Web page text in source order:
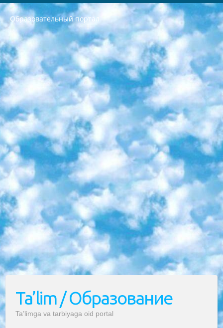
Образовательный портал
РЕСПУБЛИКА УЗБЕКИСТАН МИНИСТРЕРСТВО ДОШКОЛЬНОГО И ШКОЛЬНОГО ОБРАЗОВАНИЯ КОМАНДА в общеобразовательных учреждениях в 2023-2024 учебном году организация и проведение итоговой государственной аттестации обучающихся о Министра дошкольного и школьного образования Республики Узбекистан от 4 марта 2008 года (постановлением Минюста от 20 марта 2008 года № 1778 государственной регистрации) «Итоговое состояние учащихся общего среднего образования на основании положения об утверждении положения об аттестации общего среднего образования выпускной экзамен студентов в образовательных учреждениях в 2023-2024 учебном году В целях организации и прохождения аттестации приказываю: 1. Следующее: перечень предметов, по которым будет проводиться итоговая государственная аттестация и экзамен формы перевода согласно приложению 1; сертификаты международного образца, оценивающие уровень владения иностранными языками перечень согласно приложению 2; 2. Педагогический при специализированных образовательных учреждениях. научно-практический центр квалификации и международной оценки (Д.Давидова) 2024 г. До 25 марта: задания по предметам, по которым будет проводиться итоговая аттестация разработка и утверждение технических условий; итоговая аттестация на основании разработанного предметного задания разработка вопросов по предметам (устно и письменно), экзамен передача; общеобразовательные средние школы и специальные учебные заведения учащиеся выпускных классов школ и интернатов в агентской системе подготовка базы данных экзаменационных материалов и критериев оценки; перевод базы экзаменационных материалов на все языки обучения подать в Республиканский образовательный центр для изготовления; варианты экзаменов на основе разработанных контрольных материалов пусть будут поставлены задачи формирования. 3. Республиканский образовательный центр (Ш.Худайкулов) до 5 апреля 2024 года. до: база данных предоставленных экзаменационных материалов на все языки обучения перевод и экспертиза; для слепых, слабовидящих, глухих, слабослышащих и умственно отсталых детей учащиеся выпускных классов специализированных школ и школ-интернатов база данных экзаменационных материалов на всех преподаваемых языках подготовка критериев оценки; специализированные школы для умственно отсталых детей и технологии для учащихся выпускных классов школ-интернатов разработка соответствующих рекомендаций и критериев проведения ЕГЭ по естествознанию давать задания. 4. Педагогический при специализированных образовательных учреждениях. Научно-практический центр навыков и международной оценки (Д.Давидова), Республика образовательный центр (Худайкулов Ш.) итоговый государственный аттестационный экзамен ориентирован на творческое и логическое мышление при подготовке базы материалов учитывать введение заданий. 5. Следует отметить, что: сертификат государственного образца о знании общеобразовательного предмета и как минимум национальный уровень B1 по предметам на иностранных языках, указанным в Приложении 2. или международно признанный сертификат эквивалентного уровня студенты, изучающие определенный предмет, освобождаются от экзамена; по соответствующим предметам запланирована итоговая государственная аттестация за день до дня, путем жеребьевки Рабочей группой (в письменной форме по предметам, проводимым в форме) из числа сформированных вариантов выбрано 2 варианта; 2 выбранных варианта экзамена анонсированы на официальном сайте министерства и все выпускники по всей стране на основе этих вариантов проводит итоговую государственную аттестацию. 6. Государственное образование учащихся средних общеобразовательных учреждений. знания в соответствии с квалификационными требованиями, которые необходимо приобрести на основании стандартов итоговый (выпускной) контроль для 9 и 11 классов в целях тестирования Экзамены (далее – экзамены) состоят из предметов, перечисленных в приложении 1. будет сделано. 7. Экзамены пройдут с 26 мая по 15 июня 2024 г. (кроме науки физического воспитания). 8. Физическая для учащихся 9 классов общесредних образовательных учреждений. Экзамены по предмету «Образование, квалификация медицина» 1-6 мая 2024 года. сотрудники перевести под присмотр (с отклонениями в физическом или умственном развитии) специализированная школа для детей, школы-интернаты и со сколиозом школы-интернаты санаторного типа для больных детей исключены). 9. Он был слепым, слабовидящим и имел нарушения опорно-двигательного аппарата. экзамены в специализированных школах и интернатах для детей должны проводиться исходя из требований, предъявляемых к общеобразовательным учреждениям (физкультура кроме науки). 10. Специализированная школа для глухих и слабослышащих детей. и экзамены в интернатах и быть реализован в виде письменного теста по математике. 11. Специальность для умственно отсталых детей. Для 9 класса Родной язык и литературное письмо Государственный язык (язык обучения – узбекский). для неклассов) написано Математическое письмо Письменная/устная история Узбекистана Физическое воспитание практично Итоговый контроль Для 11 класса Написание родного языка и литературы (эссе) Математическое письмо Узбекский язык (обучение на узбекском языке) не посещающее общее среднее образование для учреждений)/Образовательное учреждение выбор письменный и устный Иностранный язык письменный/устный Письменная/устная история Узбекистана *По выбору студента:  Химия  Физика  Основы государственного права  География 10 бесплатных образовательных ресурсов - Мы составили подборку онлайн-проектов с интерактивными упражнениями, видеолекциями и статьями. Они помогут вам обрести новые и освежить старые знания бесплатно. 1. «ИНТУИТ» Старейшая образовательная площадка Рунета. Здесь вы найдёте сотни текстовых и видеокурсов на десятки различных тем — от программирования до психологии. Многие курсы подготовлены российскими университетами и крупными международными компаниями вроде Intel и Microsoft. Самостоятельное обучение бесплатное, но желающие могут оплатить услуги персональных наставников. 2. «Смартия» знакомит с актуальными профессиями и подсказывает, как им обучаться. Выбрав заинтересовавшую вас специальность — SMM-специалист, фотограф, веб-дизайнер или другую, — увидите список необходимых для неё умений. Чтобы вы могли освоить их самостоятельно, для каждого умения площадка отображает подборку ссылок на учебные материалы. Хотя «Смартия» ориентируется на русскоязычную аудиторию, часть контента всё же доступна только на английском. 3. «Лекторий Физтеха» Проект Московского физико-технического института (Физтеха). С его помощью вы можете смотреть онлайн серии лекций, записанные на видео в этом вузе. В числе доступных предметов — физика, биология, химия, информационные технологии и другие. К некоторым лекциям администрация ресурса прилагает готовые конспекты, которые можно скачивать в PDF-формате. 4. ITMOcourses Онлайн-площадка Санкт-Петербургского национального исследовательского университета информационных технологий, механики и оптики (ИТМО). Ресурс предоставляет свободный доступ к курсам, разработанным в этом вузе. Каталог материалов разбит на четыре категории: «Оптические системы и технологии», «Приборостроение и робототехника», «Информационные технологии» и «Биотехнологии». Курсы состоят из видеолекций, интерактивных демонстраций и заданий. 5. «КиберЛенинка» Электронная научная библиотека открытого доступа. Каталог площадки регулярно обрастает текстами статей из различных научных изданий. Сгруппированные по журналам и рубрикам публикации можно читать онлайн или скачивать целиком в PDF-формате. Проект нацелен на популяризацию науки за счёт открытого доступа к качественной информации. 6. «ПостНаука» На этом ресурсе публикуют подборки видеолекций, составленные экспертами из разных отраслей и объединённые общими темами. Среди них, к примеру, есть серии «Биоинформатика и геномика», «Культура средневековой Скандинавии» и Cinema Studies о теории кино. Каждая подборка лекций — логически связанная история, рассказанная экспертом от первого лица. Кроме того, на сайте появляются научно-образовательные статьи и тесты на разные темы. 7. «Newочём» Команда проекта «Newочём» отбирает самые интересные тексты из англоязычных СМИ и переводит те из них, за которые голосуют участники сообщества «ВКонтакте». По большей части это научно-популярные статьи. Редакторы придумывают лишь заголовки, в остальном содержание переводов соответствует оригиналам. Полные тексты можно читать прямо в социальной сети. 8. InternetUrok Онлайн-база материалов по основным дисциплинам школьной программы. Информация на сайте структурирована по классам, предметам и темам (урокам). Каждый урок состоит из видеолекций и конспектов. Есть также интерактивные тренажёры и тесты для закрепления пройденного материала. Даже если вы давно окончили школу, возможность повторить программу старших классов всегда может пригодиться. 9. Edutainme Ещё один ресурс об образовании. В отличие от Newtonew, как мне кажется, Edutainme больше ориентируется на представителей индустрии: педагогов, предпринимателей, разработчиков образовательных проектов. Но и любой, кто просто стремится к саморазвитию, найдёт на сайте много полезного и интересного для себя. Например, информацию о новых курсах и образовательных сервисах. 10. Newtonew Онлайн-медиа об образовании и обучении в широком смысле. Авторы Newtonew пишут об инструментах, заведениях, тактиках и стратегиях, которые помогают учить других и получать новые знания самостоятельно. На этой площадке вы найдёте новости, обзоры, аналитические мат
Ta’lim / Образование
Ta’limga va tarbiyaga oid portal